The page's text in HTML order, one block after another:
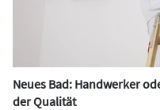
Neues Bad: Handwerker
der Qualität